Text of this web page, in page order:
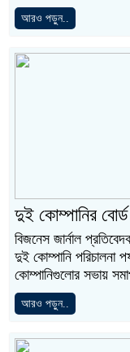
আরও পড়ুন..
দুই কোম্পানির
বিজনেস জার্নাল
দুই কোম্পানি পরিচালনা
কোম্পানিগুলোর সভায়
আরও পড়ুন..